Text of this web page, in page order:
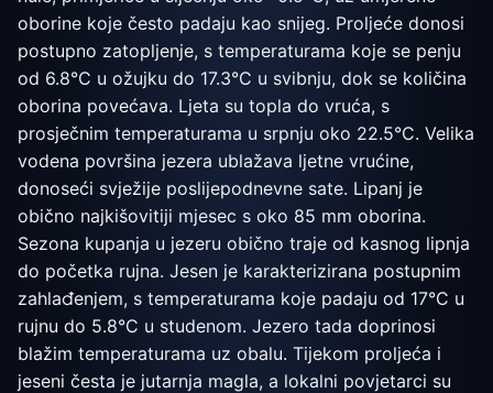
oborine koje često padaju kao snijeg. Proljeće donosi
postupno zatopljenje, s temperaturama koje se penju
od 6.8°C u ožujku do 17.3°C u svibnju, dok se količina
oborina povećava. Ljeta su topla do vruća, s
prosječnim temperaturama u srpnju oko 22.5°C. Velika
vodena površina jezera ublažava ljetne vrućine,
donoseći svježije poslijepodnevne sate. Lipanj je
obično najkišovitiji mjesec s oko 85 mm oborina.
Sezona kupanja u jezeru obično traje od kasnog lipnja
do početka rujna. Jesen je karakterizirana postupnim
zahlađenjem, s temperaturama koje padaju od 17°C u
rujnu do 5.8°C u studenom. Jezero tada doprinosi
blažim temperaturama uz obalu. Tijekom proljeća i
jeseni česta je jutarnja magla, a lokalni povjetarci su